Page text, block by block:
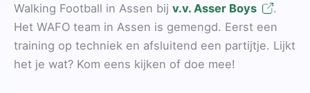
Walking Football in Assen bij v.v. Asser Boys
.
Het WAFO team in Assen is gemengd. Eerst een
training op techniek en afsluitend een partijtje. Lijkt
het je wat? Kom eens kijken of doe mee!